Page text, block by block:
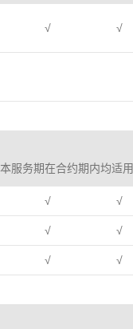
√ √
服务期在合约期内均适用
√ √
√ √
√ √